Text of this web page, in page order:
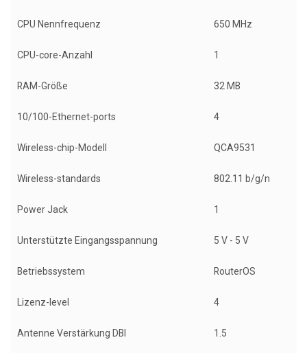
CPU Nennfrequenz 650 MHz
CPU-core-Anzahl 1
RAM-Größe 32 MB
10/100-Ethernet-ports 4
Wireless-chip-Modell QCA9531
Wireless-standards 802.11 b/g/n
Power Jack 1
Unterstützte Eingangsspannung 5 V - 5 V
Betriebssystem RouterOS
Lizenz-level 4
Antenne Verstärkung DBI 1.5